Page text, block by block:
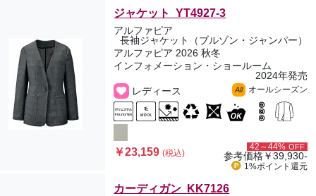
ジャケット YT4927-3
アルファピア
長袖ジャケット（ブルゾン・ジャンパー）
アルファピア 2026 秋冬
インフォメーション・ショールーム
2024年発売
レディース
All オールシーズン
￥23,159(税込)
42～44% OFF
参考価格￥39,930-
1%ポイント 還元
カーディガン KK7126